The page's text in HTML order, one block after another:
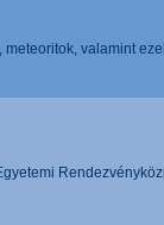
valamint